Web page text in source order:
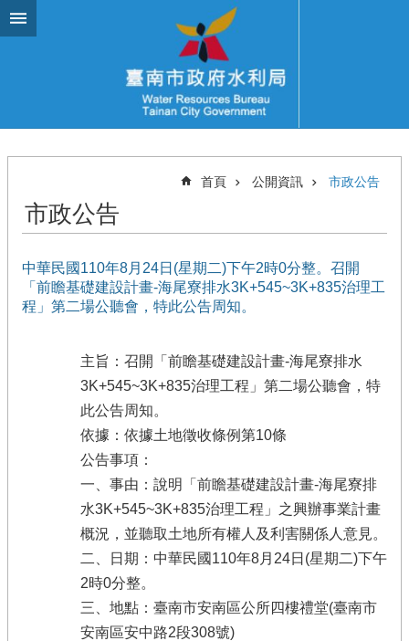
跳到主要內容區塊
首頁 公開資訊 市政公告
市政公告
中華民國110年8月24日(星期二)下午2時0分整。召開
「前瞻基礎建設計畫-海尾寮排水3K+545~3K+835治理工
程」第二場公聽會，特此公告周知。
主旨：召開「前瞻基礎建設計畫-海尾寮排水
3K+545~3K+835治理工程」第二場公聽會，特
此公告周知。
依據：依據土地徵收條例第10條
公告事項：
一、事由：說明「前瞻基礎建設計畫-海尾寮排
水3K+545~3K+835治理工程」之興辦事業計畫
概況，並聽取土地所有權人及利害關係人意見。
二、日期：中華民國110年8月24日(星期二)下午
2時0分整。
三、地點：臺南市安南區公所四樓禮堂(臺南市
安南區安中路2段308號)